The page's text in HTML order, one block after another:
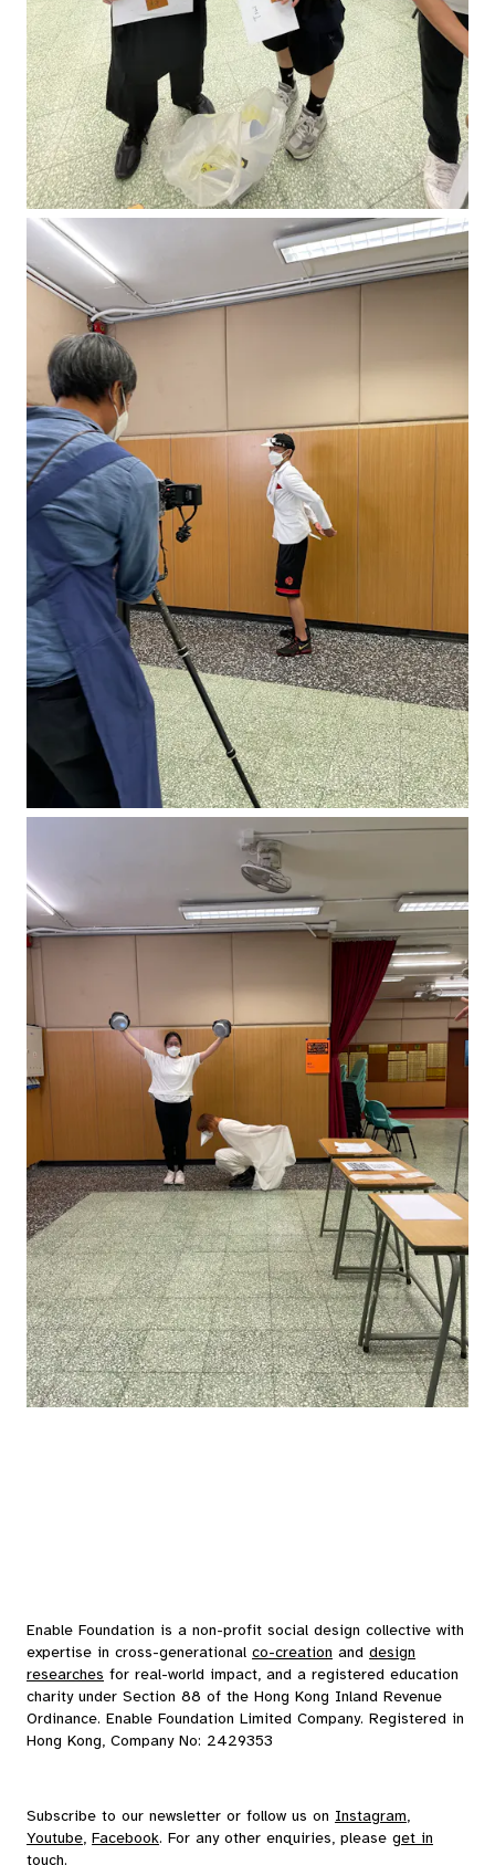
Enable Foundation is a non-profit social design collective with
expertise in cross-generational co-creation and design
researches for real-world impact, and a registered education
charity under Section 88 of the Hong Kong Inland Revenue
Ordinance. Enable Foundation Limited Company. Registered in
Hong Kong, Company No: 2429353
Subscribe to our newsletter or follow us on Instagram,
Youtube, Facebook. For any other enquiries, please get in
touch.